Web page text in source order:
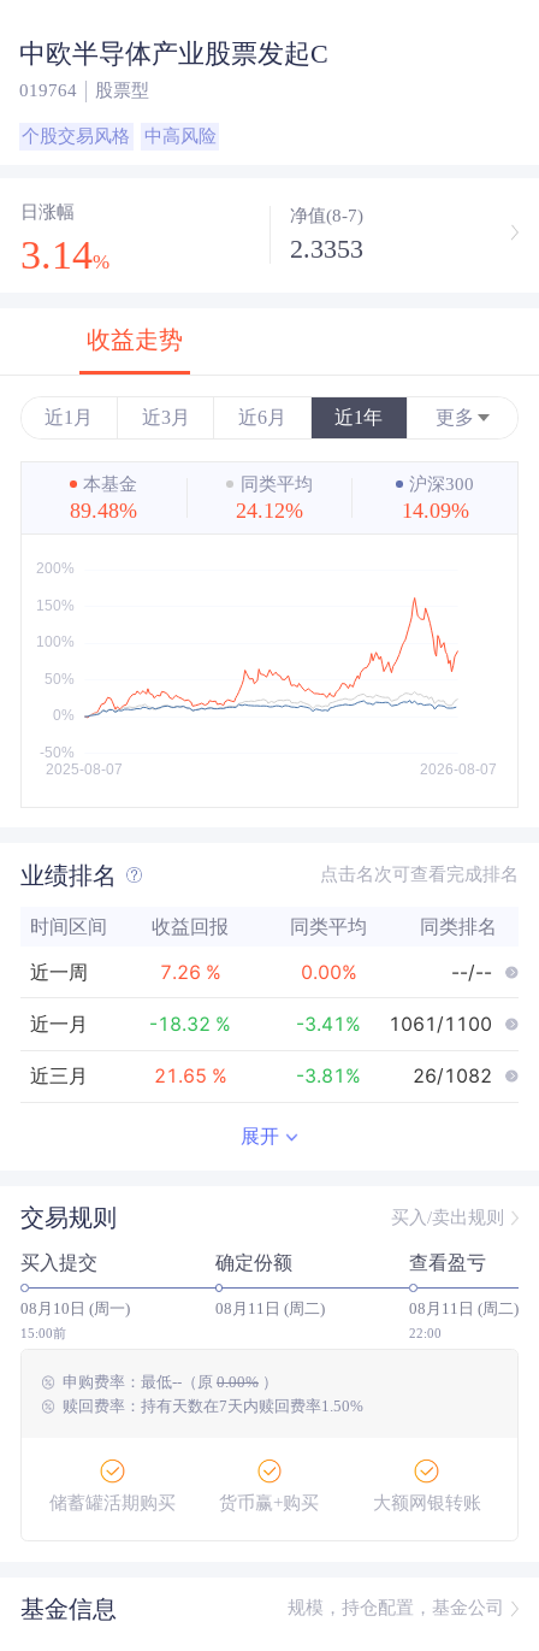
中欧半导体产业股票发起C
019764 股票型
个股交易风格 中高风险
日涨幅
3.14%
净值(8-7)
2.3353
收益走势
近1月 近3月 近6月 近1年 更多
近3年
近5年
最大
本基金
89.48%
同类平均
24.12%
沪深300
14.09%
业绩排名 点击名次可查看完成排名
时间区间 收益回报 同类平均 同类排名
近一周 7.26 % 0.00% --/--
近一月 -18.32 % -3.41 % 1061/1100
近三月 21.65 % -3.81 % 26/1082
近三年 --/--
近五年 -- 0.00% --/--
今年以来 55/1050
成立以来 133.53%
展开
交易规则 买入/卖出规则
买入提交
08月10日 (周一)
15:00前
确定份额
08月11日 (周二)
查看盈亏
08月11日 (周二)
22:00
申购费率： 最低--（原 0.00%）
赎回费率：持有天数在7天内赎回费率1.50%
储蓄罐活期购买 货币赢+购买 大额网银转账
基金信息 规模，持仓配置，基金公司